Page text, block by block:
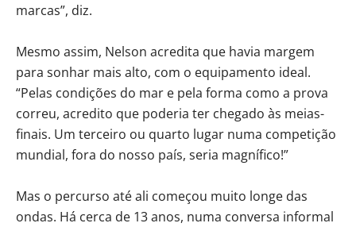
marcas”, diz.
Mesmo assim, Nelson acredita que havia margem
para sonhar mais alto, com o equipamento ideal.
“Pelas condições do mar e pela forma como a prova
correu, acredito que poderia ter chegado às meias-
finais. Um terceiro ou quarto lugar numa competição
mundial, fora do nosso país, seria magnífico!”
Mas o percurso até ali começou muito longe das
ondas. Há cerca de 13 anos, numa conversa informal